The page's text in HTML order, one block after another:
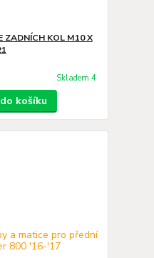
ZADNÍCH KOL M10 X
Skladem 4
košíku